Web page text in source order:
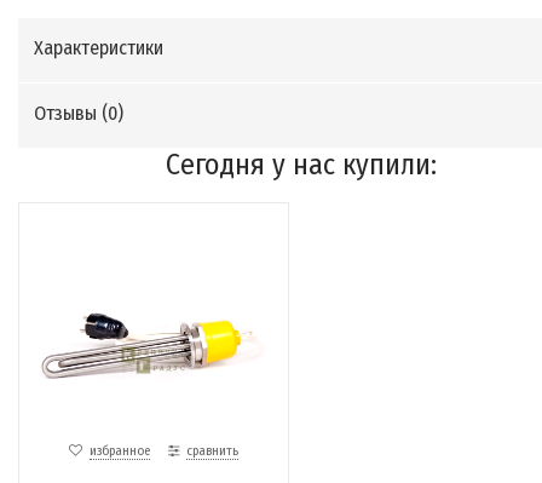
Характеристики
Отзывы (0)
Сегодня у нас купили:
избранное сравнить